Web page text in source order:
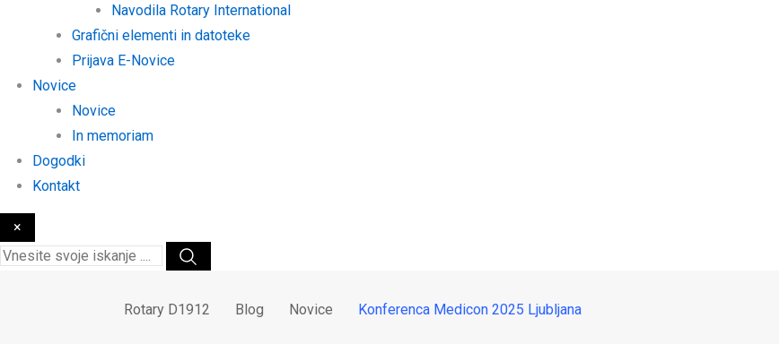
Navodila Rotary International
Grafični elementi in datoteke
Prijava E-Novice
Novice
Novice
In memoriam
Dogodki
Kontakt
×
Rotary D1912 Blog Novice Konferenca Medicon 2025 Ljubljana